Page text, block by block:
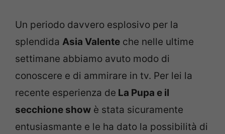
Un periodo davvero esplosivo per la
splendida Asia Valente che nelle ultime
settimane abbiamo avuto modo di
conoscere e di ammirare in tv. Per lei la
recente esperienza de La Pupa e il
secchione show è stata sicuramente
entusiasmante e le ha dato la possibilità di